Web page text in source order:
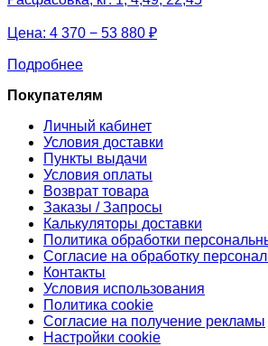
Цена: 4 370 − 53 880 ₽
Подробнее
Покупателям
Личный кабинет
Условия доставки
Пункты выдачи
Условия оплаты
Возврат товара
Заказы / Запросы
Калькуляторы доставки
Политика обработки
Согласие на обработку
Контакты
Условия использования
Политика cookie
Согласие на получение рекламы
Настройки cookie